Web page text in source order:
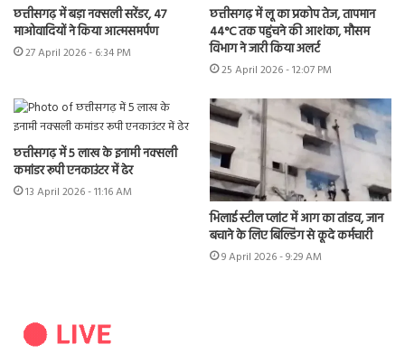
छत्तीसगढ़ में बड़ा नक्सली सरेंडर, 47
माओवादियों ने किया आत्मसमर्पण
27 April 2026 - 6:34 PM
छत्तीसगढ़ में लू का प्रकोप तेज, तापमान
44°C तक पहुंचने की आशंका, मौसम
विभाग ने जारी किया अलर्ट
25 April 2026 - 12:07 PM
छत्तीसगढ़ में 5 लाख के इनामी नक्सली
कमांडर रूपी एनकाउंटर में ढेर
13 April 2026 - 11:16 AM
भिलाई स्टील प्लांट में आग का तांडव, जान
बचाने के लिए बिल्डिंग से कूदे कर्मचारी
9 April 2026 - 9:29 AM